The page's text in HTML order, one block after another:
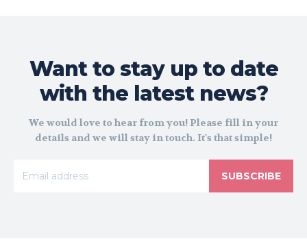
Want to stay up to date
with the latest news?
We would love to hear from you! Please fill in your
details and we will stay in touch. It's that simple!
SUBSCRIBE